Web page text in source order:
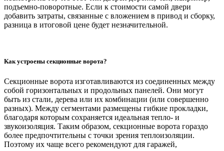
подъемно-поворотные. Если к стоимости самой двери
добавить затраты, связанные с вложением в привод и сборку,
разница в итоговой цене будет незначительной.
Как устроены секционные ворота?
Секционные ворота изготавливаются из соединенных между
собой горизонтальных и продольных панелей. Они могут
быть из стали, дерева или их комбинации (или совершенно
разных). Между сегментами размещены гибкие прокладки,
благодаря которым сохраняется идеальная тепло- и
звукоизоляция. Таким образом, секционные ворота гораздо
более предпочтительны с точки зрения теплоизоляции.
Поэтому их чаще всего рекомендуют для гаражей,